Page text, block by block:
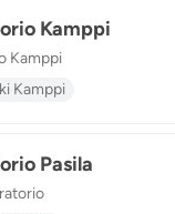
Kamppi
Kamppi
Kamppi
Pasila